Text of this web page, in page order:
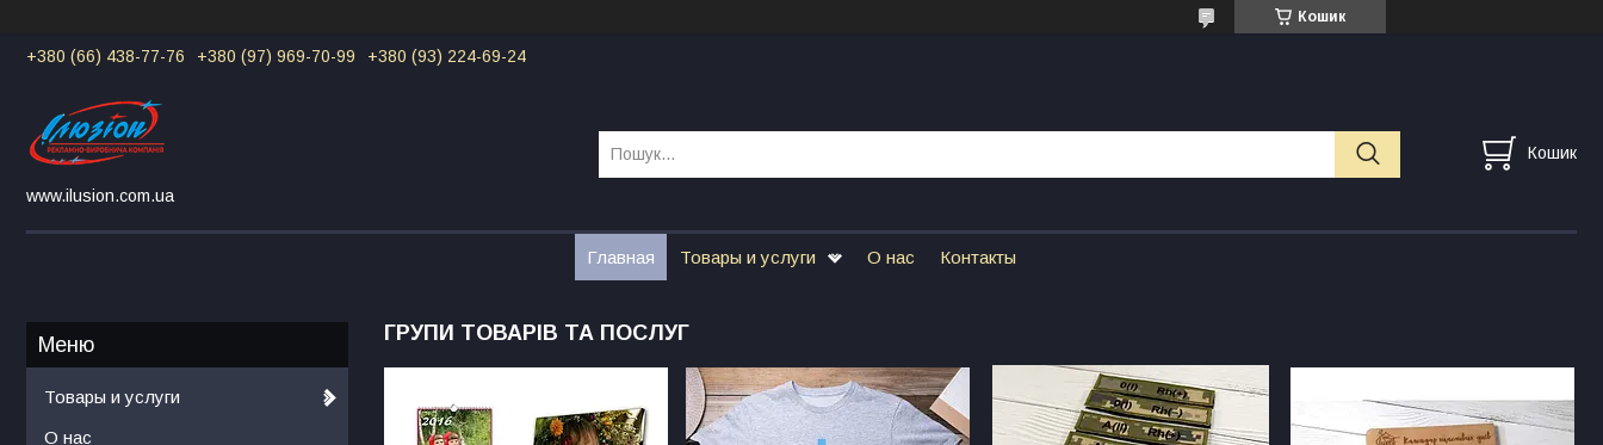
Кошик
+380 (66) 438-77-76 +380 (97) 969-70-99 +380 (93) 224-69-24
www.ilusion.com.ua
Кошик
Главная Товары и услуги О нас Контакты
ГРУПИ ТОВАРІВ ТА ПОСЛУГ
Товары и услуги
О нас